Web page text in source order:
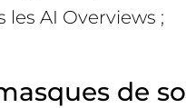
AI Overviews ;
de